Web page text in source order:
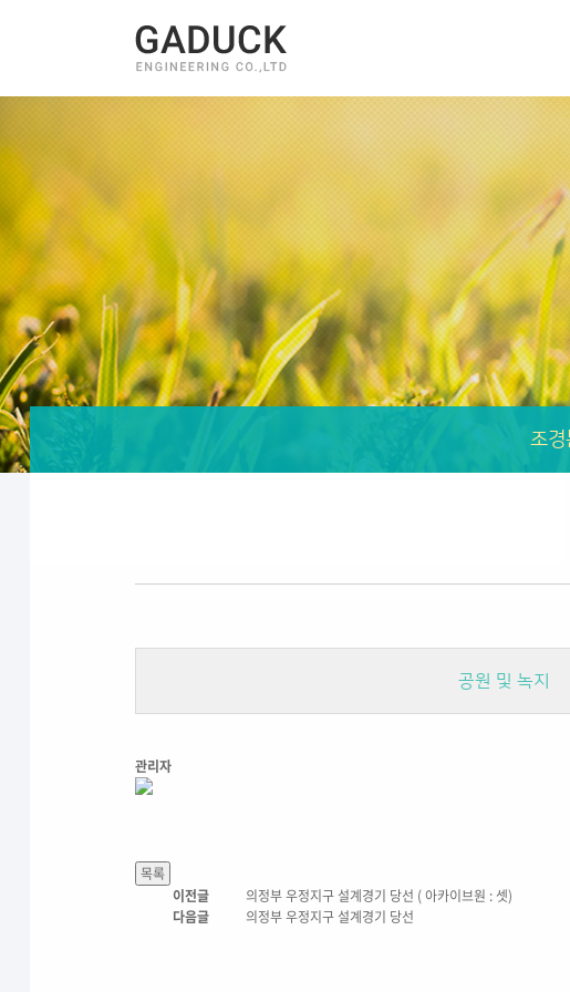
조경
공원 및 녹지
관리자
이전글
의정부 우정지구 설계경기 당선 ( 아카이브원 : 셋)
다음글
의정부 우정지구 설계경기 당선